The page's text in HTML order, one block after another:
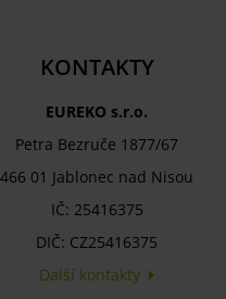
KONTAKTY
EUREKO s.r.o.
Petra Bezruče 1877/67
466 01 Jablonec nad Nisou
IČ: 25416375
DIČ: CZ25416375
Další kontakty